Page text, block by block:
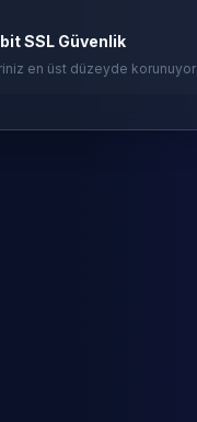
SSL Güvenlik
en üst düzeyde korunuyor